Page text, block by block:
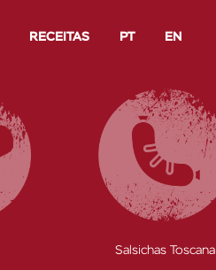
RECEITAS PT EN
Salsichas Toscana